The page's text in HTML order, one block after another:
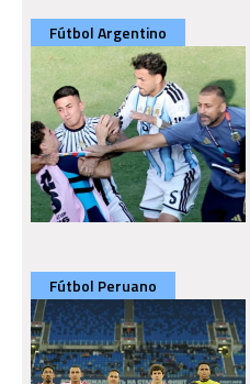
Fútbol Argentino
Fútbol Peruano